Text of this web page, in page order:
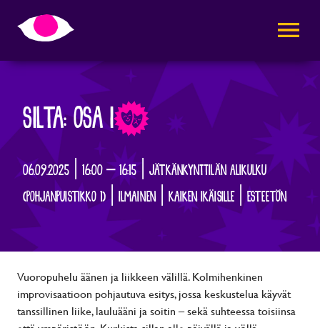
SILTA: OSA I
06.09.2025 | 16:00 – 16:15 | JÄTKÄNKYNTTILÄN ALIKULKU
(POHJANPUISTIKKO 1) | ILMAINEN | KAIKEN IKÄISILLE | ESTEETÖN
Vuoropuhelu äänen ja liikkeen välillä. Kolmihenkinen
improvisaatioon pohjautuva esitys, jossa keskustelua käyvät
tanssillinen liike, lauluääni ja soitin – sekä suhteessa toisiinsa